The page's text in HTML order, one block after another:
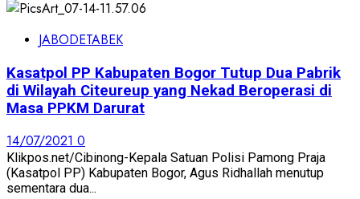
JABODETABEK
Kasatpol PP Kabupaten Bogor Tutup Dua Pabrik
di Wilayah Citeureup yang Nekad Beroperasi di
Masa PPKM Darurat
14/07/2021 0
Klikpos.net/Cibinong-Kepala Satuan Polisi Pamong Praja
(Kasatpol PP) Kabupaten Bogor, Agus Ridhallah menutup
sementara dua...